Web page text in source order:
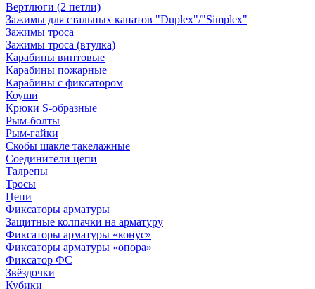
Вертлюги (2 петли)
Зажимы для стальных канатов "Duplex"/"Simplex"
Зажимы троса
Зажимы троса (втулка)
Карабины винтовые
Карабины пожарные
Карабины с фиксатором
Коуши
Крюки S-образные
Рым-болты
Рым-гайки
Скобы шакле такелажные
Соединители цепи
Талрепы
Тросы
Цепи
Фиксаторы арматуры
Защитные колпачки на арматуру
Фиксаторы арматуры «конус»
Фиксаторы арматуры «опора»
Фиксатор ФС
Звёздочки
Кубики